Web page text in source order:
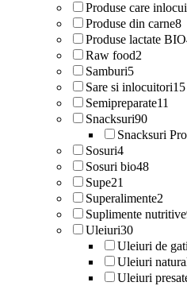
Produse care
Produse din carne8
Produse lactate BIO
Raw food2
Samburi5
Sare si inlocuitori15
Semipreparate11
Snacksuri90
Snacksuri
Sosuri4
Sosuri bio48
Supe21
Superalimente2
Suplimente nutritive
Uleiuri30
Uleiuri de
Uleiuri
Uleiuri